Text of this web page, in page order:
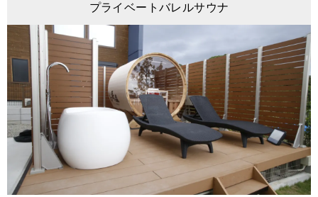
プライベートバレルサウナ